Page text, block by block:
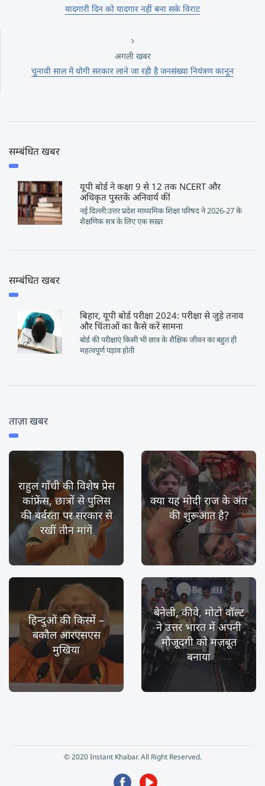
यादगारी दिन को यादगार नहीं बना सके विराट
अगली खबर
चुनावी साल में योगी सरकार लाने जा रही है जनसंख्या नियंत्रण कानून
सम्बंधित खबर
यूपी बोर्ड ने कक्षा 9 से 12 तक NCERT और
अधिकृत पुस्तकें अनिवार्य कीं
नई दिल्ली:उत्तर प्रदेश माध्यमिक शिक्षा परिषद ने 2026-27 के
शैक्षणिक सत्र के लिए एक सख़्त
सम्बंधित खबर
बिहार, यूपी बोर्ड परीक्षा 2024: परीक्षा से जुड़े तनाव
और चिंताओं का कैसे करें सामना
बोर्ड की परीक्षाएं किसी भी छात्र के शैक्षिक जीवन का बहुत ही
महत्वपूर्ण पड़ाव होती
ताज़ा खबर
राहुल गाँधी की विशेष प्रेस
कांफ्रेंस, छात्रों से पुलिस
की बर्बरता पर सरकार से
रखीं तीन मांगें
क्या यह मोदी राज के अंत
की शुरूआत है?
हिन्दुओं की किस्में –
बकौल आरएसएस
मुखिया
बेनेली, कीवे, मोटो वॉल्ट
ने उत्तर भारत में अपनी
मौजूदगी को मज़बूत
बनाया
© 2020 Instant Khabar. All Right Reserved.